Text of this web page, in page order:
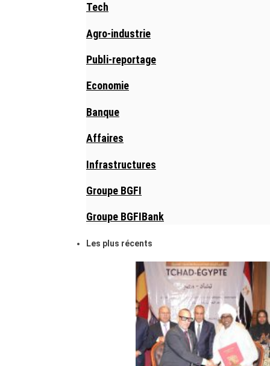
Tech
Agro-industrie
Publi-reportage
Economie
Banque
Affaires
Infrastructures
Groupe BGFI
Groupe BGFIBank
Les plus récents